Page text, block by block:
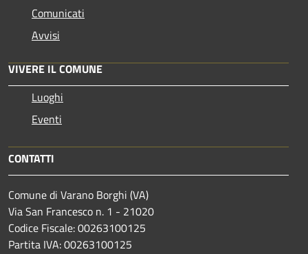
Comunicati
Avvisi
VIVERE IL COMUNE
Luoghi
Eventi
CONTATTI
Comune di Varano Borghi (VA)
Via San Francesco n. 1 - 21020
Codice Fiscale: 00263100125
Partita IVA: 00263100125